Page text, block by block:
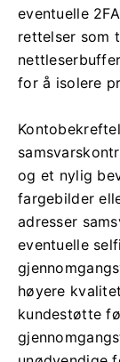
eventuelle
rettelser som
for å isolere
og et nylig
fargebilder
adresser
eventuelle
høyere
kundestøtte